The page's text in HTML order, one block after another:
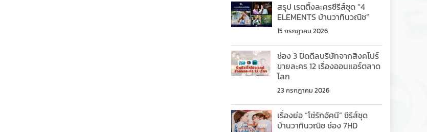
สรุป เรตติ้งละครซีรีส์ชุด “4
ELEMENTS บ้านวาทินวณิช”
15 กรกฎาคม 2026
ช่อง 3 ปิดดีลบริษัทจากสิงคโปร์
ขายละคร 12 เรื่องออนแอร์ตลาด
โลก
23 กรกฎาคม 2026
เรื่องย่อ “โซ่รักอัคนี” ซีรีส์ชุด
บ้านวาทินวณิช ช่อง 7HD